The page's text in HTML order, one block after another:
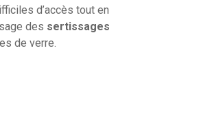
d’accès tout en
des sertissages
de verre.